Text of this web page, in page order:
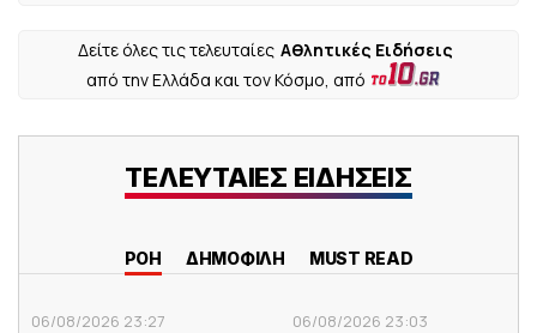
Δείτε όλες τις τελευταίες Αθλητικές Ειδήσεις
από την Ελλάδα και τον Κόσμο, από
ΤΕΛΕΥΤΑΙΕΣ ΕΙΔΗΣΕΙΣ
ΡΟΗ ΔΗΜΟΦΙΛΗ MUST READ
06/08/2026 23:27 06/08/2026 23:03